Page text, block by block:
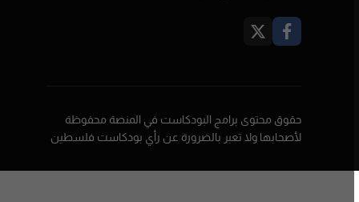
حقوق محتوى برامج البودكاست في المنصة محفوظة
لأصحابها ولا تعبر بالضرورة عن رأي بودكاست فلسطين